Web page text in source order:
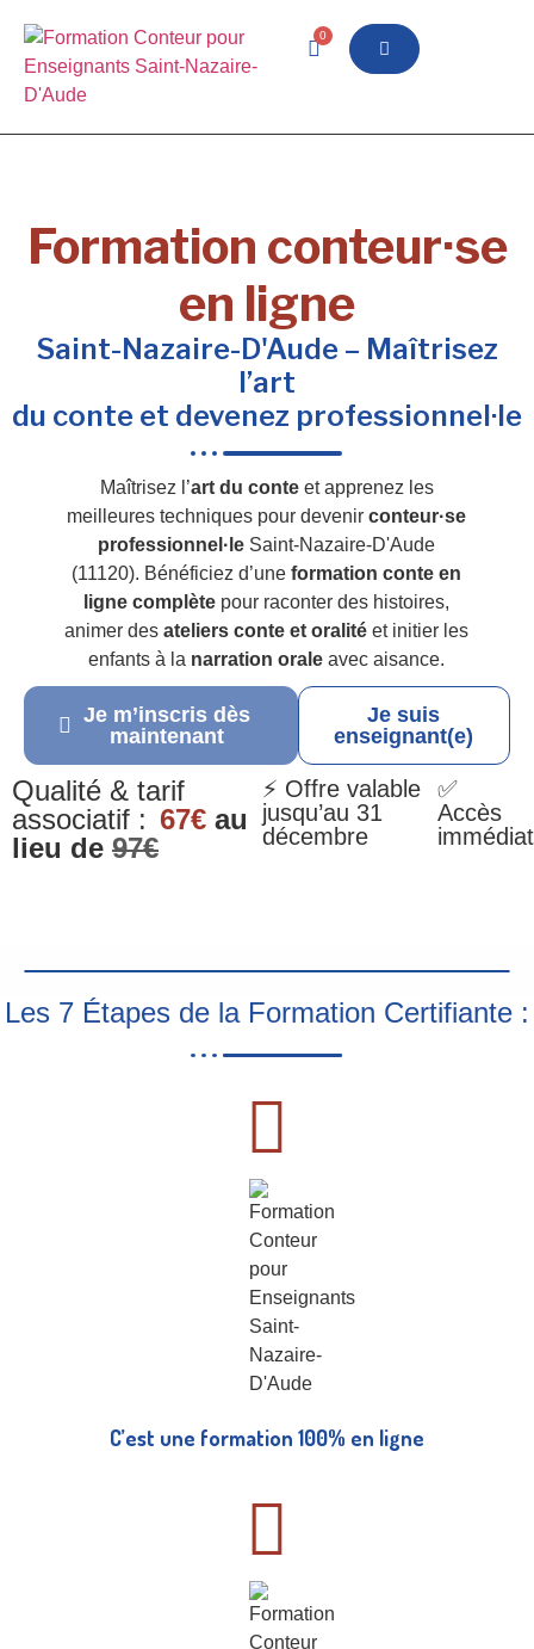
0
Formation conteur·se
en ligne
Saint-Nazaire-D'Aude – Maîtrisez
l’art
du conte et devenez professionnel·le
Maîtrisez l’art du conteet apprenez les
meilleures techniques pour devenirconteur·se
professionnel·le Saint-Nazaire-D'Aude
(11120). Bénéficiez d’uneformation conte en
ligne complète pour raconter des histoires,
animer desateliers conte et oralité et initier les
enfants à la narration orale avec aisance.
Je m’inscris dès
maintenant
Je suis
enseignant(e)
Qualité & tarif
associatif : 67€ au
lieu de 97€
⚡ Offre valable
jusqu’au 31
décembre
✅
Accès
immédiat
Les 7 Étapes de la Formation Certifiante :
C’est une formation 100% en ligne